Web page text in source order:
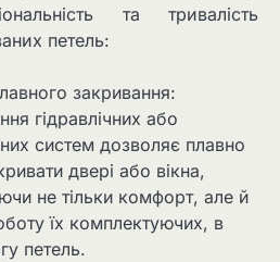
та тривалість
петель:
закривання:
гідравлічних або
систем дозволяє плавно
двері або вікна,
не тільки комфорт, але й
їх комплектуючих, в
петель.